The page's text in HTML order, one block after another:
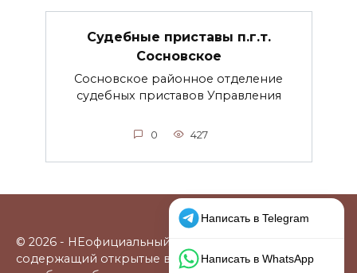
Судебные приставы п.г.т.
Сосновское
Сосновское районное отделение
судебных приставов Управления
0 427
© 2026 - НЕофициальный информационный сайт,
содержащий открытые выверенные данные о